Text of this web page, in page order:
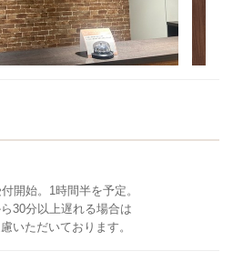
開始。1時間半を予定。
30分以上遅れる場合は
いただいております。